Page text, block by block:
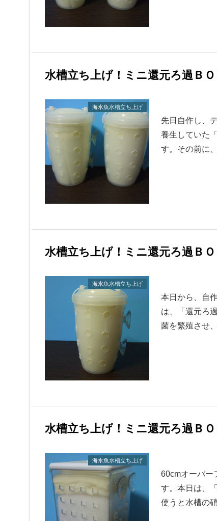
水槽立ち上げ！ミニ還元ろ過Ｂ
海水魚水槽立ち上げ
先日自作し、
養生していた
す。その前に
水槽立ち上げ！ミニ還元ろ過Ｂ
海水魚水槽立ち上げ
本日から、自
は、「還元ろ
菌を繁殖させ
水槽立ち上げ！ミニ還元ろ過Ｂ
海水魚水槽立ち上げ
60cmオーバー
す。本日は、
使うと水槽の